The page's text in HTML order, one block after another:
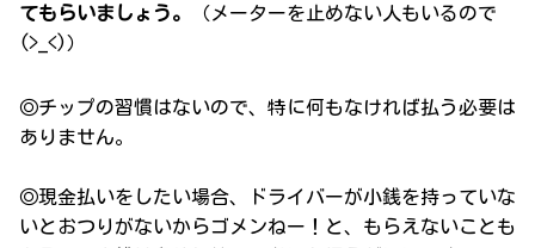
てもらいましょう。
（メーターを止めない人もいるので
(>_<)）
◎チップの習慣はないので、特に何もなければ払う必要は
ありません。
◎現金払いをしたい場合、ドライバーが小銭を持っていな
いとおつりがないからゴメンねー！と、もらえないことも